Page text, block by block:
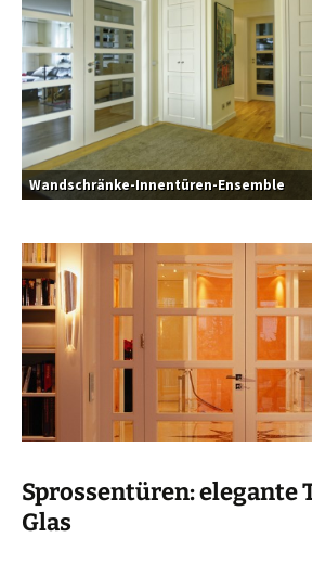
Wandschränke-Innentüren-Ensemble
Sprossentüren: elegante
Glas